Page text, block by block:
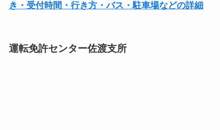
き・受付時間・行き方・バス・駐車場などの詳細
運転免許センター佐渡支所